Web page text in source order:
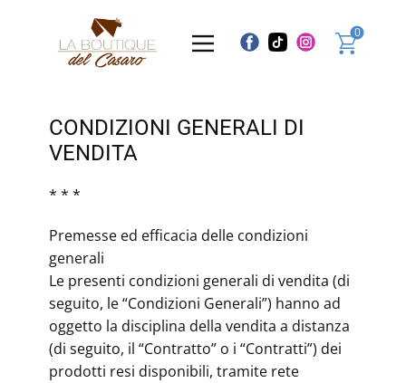
0
CONDIZIONI GENERALI DI
VENDITA
* * *
Premesse ed efficacia delle condizioni
generali
Le presenti condizioni generali di vendita (di
seguito, le “Condizioni Generali”) hanno ad
oggetto la disciplina della vendita a distanza
(di seguito, il “Contratto” o i “Contratti”) dei
prodotti resi disponibili, tramite rete